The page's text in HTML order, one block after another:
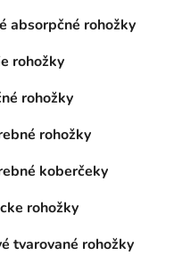
absorpčné rohožky
rohožky
rohožky
rohožky
koberčeky
rohožky
tvarované rohožky